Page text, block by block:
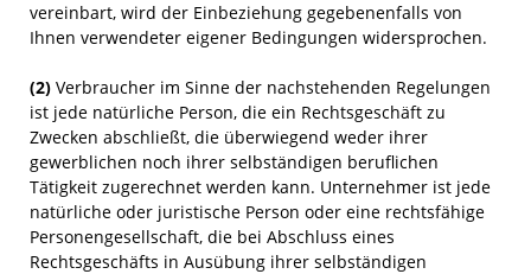
vereinbart, wird der Einbeziehung gegebenenfalls von
Ihnen verwendeter eigener Bedingungen widersprochen.
(2) Verbraucher im Sinne der nachstehenden Regelungen
ist jede natürliche Person, die ein Rechtsgeschäft zu
Zwecken abschließt, die überwiegend weder ihrer
gewerblichen noch ihrer selbständigen beruflichen
Tätigkeit zugerechnet werden kann. Unternehmer ist jede
natürliche oder juristische Person oder eine rechtsfähige
Personengesellschaft, die bei Abschluss eines
Rechtsgeschäfts in Ausübung ihrer selbständigen